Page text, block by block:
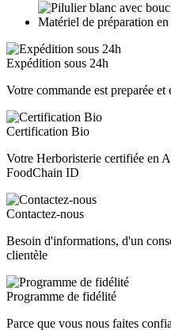
Expédition sous 24h
Votre commande est preparée
Certification Bio
Votre Herboristerie certifiée en
FoodChain ID
Contactez-nous
Besoin d'informations, d'un
clientèle
Programme de fidélité
Parce que vous nous faites